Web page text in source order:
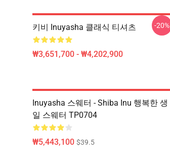
키비 Inuyasha 클래식 티셔츠
₩3,651,700 - ₩4,202,900
-20%
Inuyasha 스웨터 - Shiba Inu 행복한 생
일 스웨터 TP0704
₩5,443,100 $39.5